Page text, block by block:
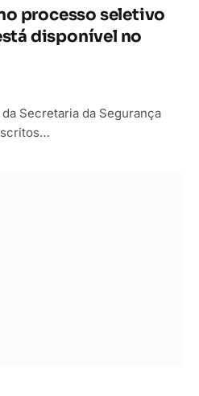
processo seletivo
disponível no
Secretaria da Segurança